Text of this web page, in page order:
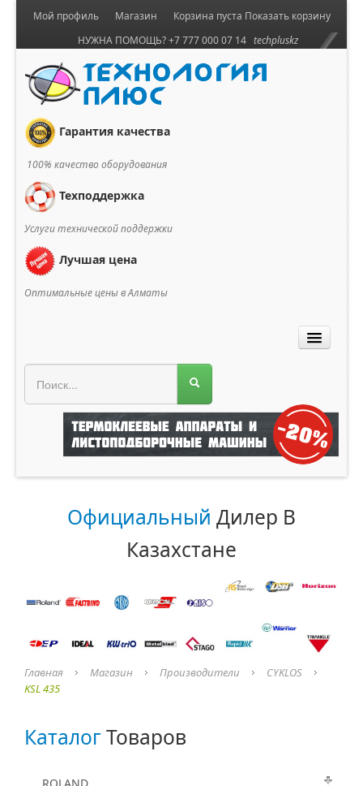
Корзина пуста Показать корзину
Мой профиль
Магазин
НУЖНА ПОМОЩЬ? +7 777 000 07 14 techpluskz
Гарантия качества
100% качество оборудования
Техподдержка
Услуги технической поддержки
Лучшая цена
Оптимальные цены в Алматы
Официальный Дилер В
Казахстане
Главная Магазин Производители
CYKLOS
KSL 435
КаталогТоваров